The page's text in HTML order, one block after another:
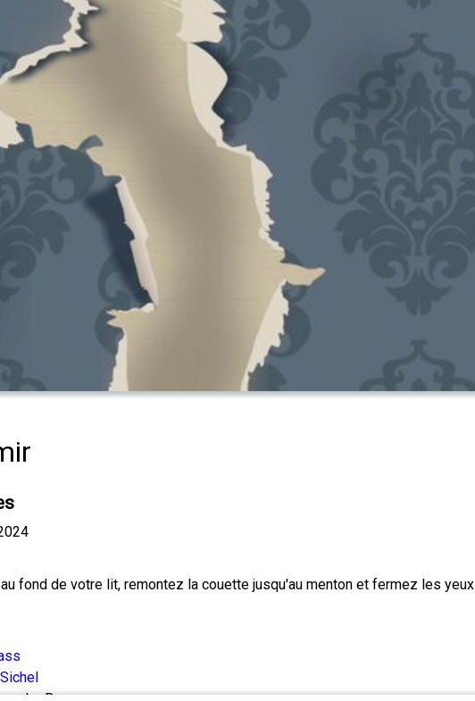
fond de votre lit, remontez la couette jusqu'au menton et fermez les yeux